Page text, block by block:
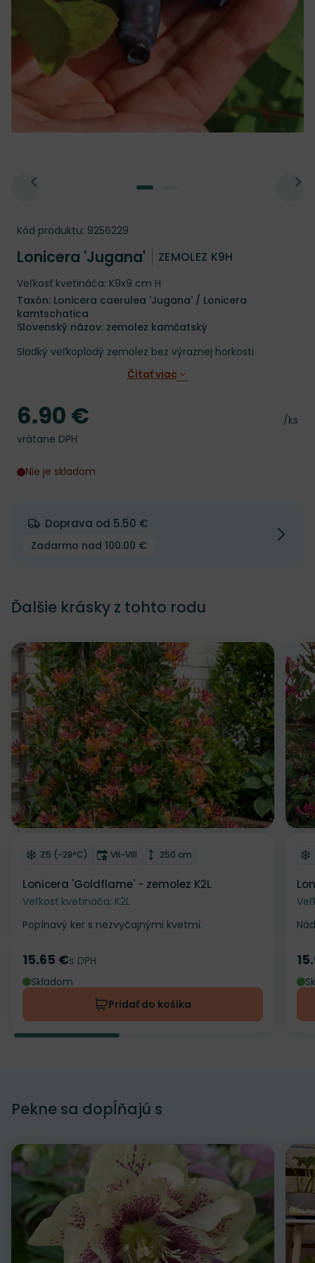
Kód produktu: 9256229
Lonicera 'Jugana' ZEMOLEZ K9H
Veľkosť kvetináča: K9x9 cm H
Taxón: Lonicera caerulea 'Jugana' / Lonicera
kamtschatica
Slovenský názov: zemolez kamčatský
Sladký veľkoplodý zemolez bez výraznej horkosti
Čítať viac
Cena
/ks
Cena
6.90 €
vrátane DPH
Nie je skladom
Doprava od 5.50 €
Zadarmo nad 100.00 €
Ďalšie krásky z tohto rodu
Odober do zoznamu želaní
Mrazuvzdornosť
Z5 (-28°C) Doba kvitnutia
VII-VIII Výška rastliny
250 cm
Lonicera 'Goldflame' - zemolez K2L
Veľkosť kvetináča: K2L
Popínavý ker s nezvyčajnými kvetmi.
Cena
15.65 €s DPH
Skladom
Pridať do košíka
Pekne sa dopĺňajú s